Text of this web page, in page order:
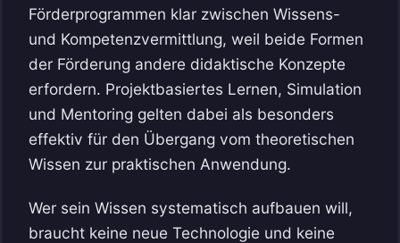
Förderprogrammen klar zwischen Wissens-
und Kompetenzvermittlung, weil beide Formen
der Förderung andere didaktische Konzepte
erfordern. Projektbasiertes Lernen, Simulation
und Mentoring gelten dabei als besonders
effektiv für den Übergang vom theoretischen
Wissen zur praktischen Anwendung.
Wer sein Wissen systematisch aufbauen will,
braucht keine neue Technologie und keine